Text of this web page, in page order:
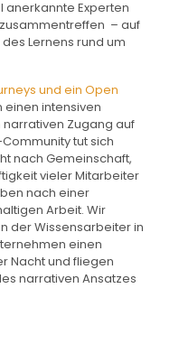
Experten
– auf
Lernens rund um
und ein Open
intensiven
Zugang auf
tut sich
nach Gemeinschaft,
vieler Mitarbeiter
nach einer
Arbeit. Wir
der Wissensarbeiter in
einen
Nacht und fliegen
narrativen Ansatzes